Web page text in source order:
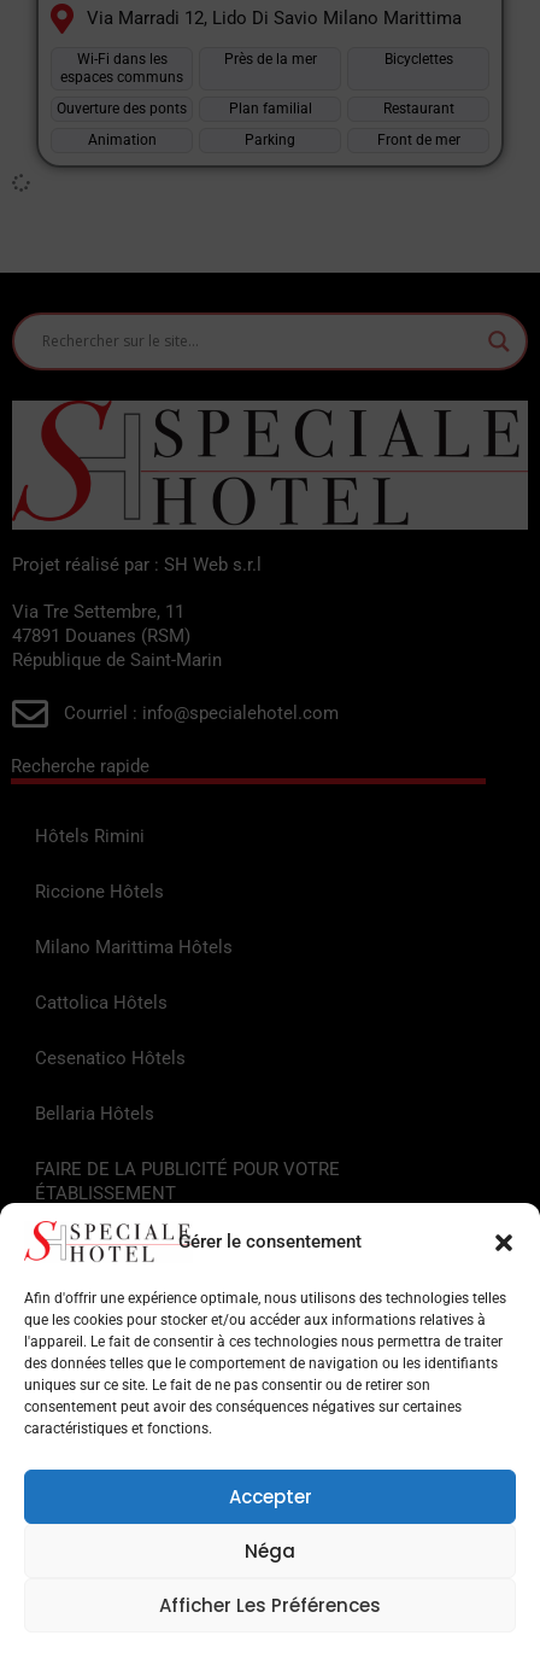
Gérer le consentement
Afin d'offrir une expérience optimale, nous utilisons des technologies telles
que les cookies pour stocker et/ou accéder aux informations relatives à
l'appareil. Le fait de consentir à ces technologies nous permettra de traiter
des données telles que le comportement de navigation ou les identifiants
uniques sur ce site. Le fait de ne pas consentir ou de retirer son
consentement peut avoir des conséquences négatives sur certaines
caractéristiques et fonctions.
Accepter
Néga
Afficher Les Préférences
Via Marradi 12, Lido Di Savio Milano Marittima
Wi-Fi dans les
espaces communs
Près de la mer Bicyclettes
Ouverture des ponts Plan familial
Restaurant
Animation
Parking Front de mer
Projet réalisé par : SH Web s.r.l
Via Tre Settembre, 11
47891 Douanes (RSM)
République de Saint-Marin
Courriel : info@specialehotel.com
Recherche rapide
Hôtels Rimini
Riccione Hôtels
Milano Marittima Hôtels
Cattolica Hôtels
Cesenatico Hôtels
Bellaria Hôtels
FAIRE DE LA PUBLICITÉ POUR VOTRE
ÉTABLISSEMENT
Liens utiles
Informations touristiques
Hôtels sur la Riviera Romagnola
Points d'intérêt en Romagne